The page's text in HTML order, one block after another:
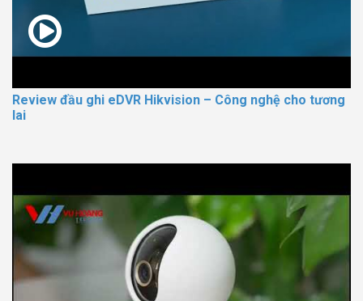
Review đầu ghi eDVR Hikvision – Công nghệ cho tương
lai